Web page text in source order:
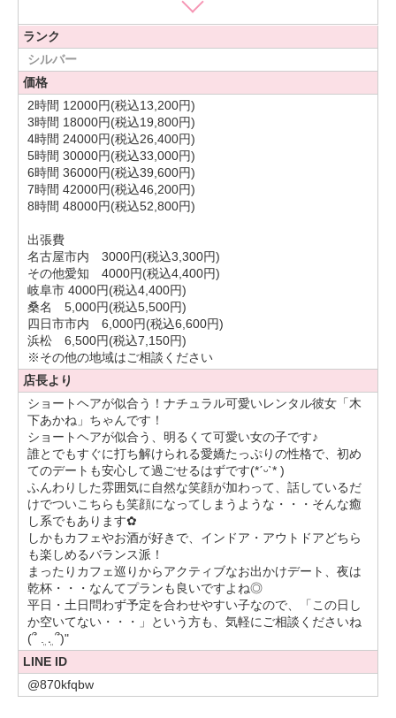
(あだ名つけてくれるのも大歓迎^ ^)
ノリが良いね、明るいねとよく言ってもらえます！けど落ち
着いてるねとも言われるからどっちなんだろう
話すのが好きなので、友達といて話に夢中になると早口でば
ーっと話してしまう癖があるのでもし聞きずらいってなった
ら遠慮なく言ってくださいね！笑
外出するのも家でYouTube見てゴロゴロする時間も両方だい
最近色んな人に似てるって言われるんですけど、平成フラミ
ンゴのニコちゃんや比嘉愛美さん、恐縮ですが笑うと長澤ま
さみさんに似てると言われます
お食事デートはもちろんのこと、春夏秋冬を感じられる自然
豊かなデートもしてみたいな〜！
食べることもお酒を飲むことも大好きなので彼氏さんとのデ
ートが楽しみです
好きな食べ物は、ハンバーガー・海鮮・ラーメン・チョコレ
ート(スイーツ大好き
)
お酒でよく飲むのはジャスミン系、ハイボール、カクテル、
日本酒です
おしゃれなカフェに行くのが大好きで、インスタで良さげな
ところを見つけては保存してそこに行くっていうのを繰り返
しています
アーティストさんはNovelbrightが好きでこの前LIVEに初めて
行ってきました！！めちゃくちゃ良くて耳が癒された(о´∀`о)
あとフルーツジッパーの曲にハマっててよく聴いています
みんなほんとに可愛い！！！
ランク
シルバー
価格
2時間 12000円(税込13,200円)
3時間 18000円(税込19,800円)
4時間 24000円(税込26,400円)
5時間 30000円(税込33,000円)
6時間 36000円(税込39,600円)
7時間 42000円(税込46,200円)
8時間 48000円(税込52,800円)
出張費
名古屋市内 3000円(税込3,300円)
その他愛知 4000円(税込4,400円)
岐阜市 4000円(税込4,400円)
桑名 5,000円(税込5,500円)
四日市市内 6,000円(税込6,600円)
浜松 6,500円(税込7,150円)
※その他の地域はご相談ください
店長より
ショートヘアが似合う！ナチュラル可愛いレンタル彼女「木
下あかね」ちゃんです！
ショートヘアが似合う、明るくて可愛い女の子です♪
誰とでもすぐに打ち解けられる愛嬌たっぷりの性格で、初め
てのデートも安心して過ごせるはずです(*ˊᵕˋ* )
ふんわりした雰囲気に自然な笑顔が加わって、話しているだ
けでついこちらも笑顔になってしまうような・・・そんな癒
し系でもあります︎✿
しかもカフェやお酒が好きで、インドア・アウトドアどちら
も楽しめるバランス派！
まったりカフェ巡りからアクティブなお出かけデート、夜は
乾杯・・・なんてプランも良いですよね◎
平日・土日問わず予定を合わせやすい子なので、「この日し
か空いてない・・・」という方も、気軽にご相談くださいね
(՞ ܸ. .ܸ ՞)"
LINE ID
@870kfqbw